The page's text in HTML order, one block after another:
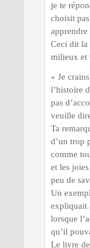
je te
choisit
apprendre
Ceci dit la
milieux et
« Je
l’histoire
pas
veuille
Ta
d’un trop
comme
et les
peu de
Un
expliquait
lorsque
qu’il
Le livre